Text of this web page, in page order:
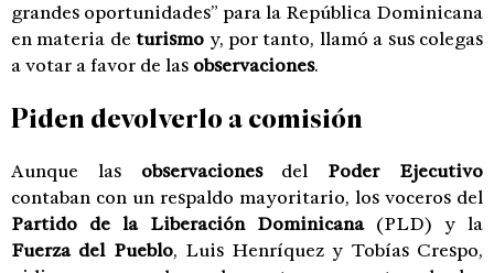
grandes oportunidades” para la República Dominicana
en materia de turismo y, por tanto, llamó a sus colegas
a votar a favor de las observaciones.
Piden devolverlo a comisión
Aunque las observacionesdel Poder Ejecutivo
contaban con un respaldo mayoritario, los voceros del
Partido de la Liberación Dominicana(PLD) y la
Fuerza del Pueblo, Luis Henríquez y Tobías Crespo,